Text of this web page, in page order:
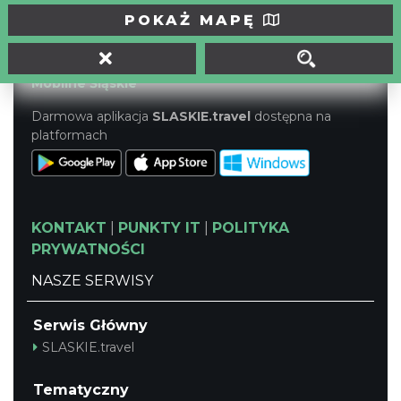
POKAŻ MAPĘ
tel./fax (32) 673-33-64, fax (32) 673-37-98
Portal powstał w ramach projektu
Mobilne Śląskie
Darmowa aplikacja SLASKIE.travel dostępna na
platformach
KONTAKT PUNKTY IT
POLITYKA
PRYWATNOŚCI
NASZE SERWISY
Serwis Główny
SLASKIE.travel
Tematyczny